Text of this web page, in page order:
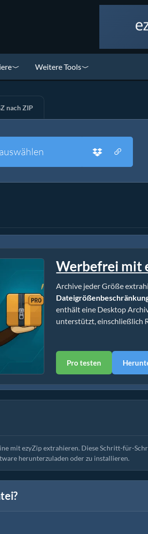
Weitere Tools
nach ZIP
Werbefrei mit
Archive jeder Größe
enthält eine Desktop
unterstützt, einschließlich
Pro testen
ohne Installation)
mit ezyZip extrahieren. Diese Schritt-für-
herunterzuladen oder zu installieren.